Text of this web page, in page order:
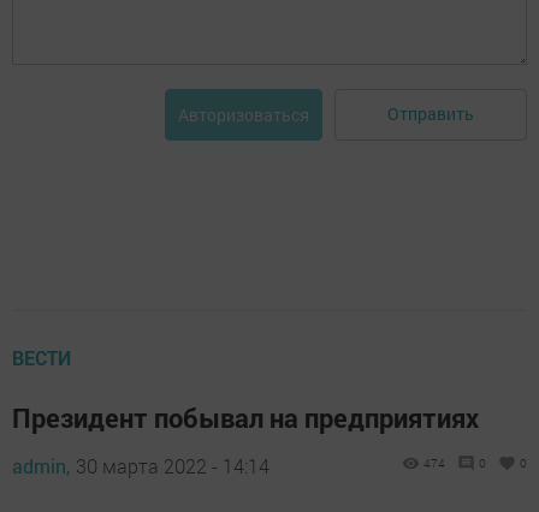
Авторизоваться Отправить
ВЕСТИ
Президент побывал на предприятиях
admin, 30 марта 2022 - 14:14 474 0 0